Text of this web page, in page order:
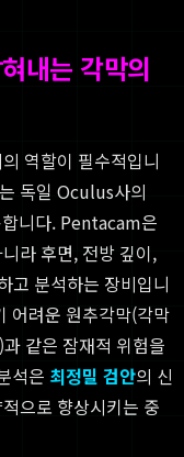
내는 각막의
역할이 필수적입니
독일 Oculus사의
니다. Pentacam은
라 후면, 전방 깊이,
고 분석하는 장비입니
어려운 원추각막(각막
같은 잠재적 위험을
석은 최정밀 검안의 신
으로 향상시키는 중